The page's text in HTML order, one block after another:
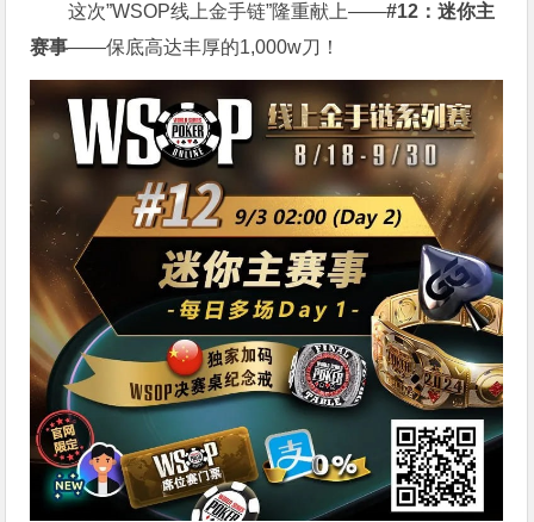
这次”WSOP线上金手链”隆重献上——#12：迷你主
赛事——保底高达丰厚的1,000w刀！